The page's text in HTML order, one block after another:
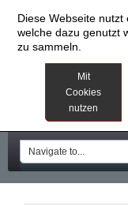
Diese Webseite nutzt
welche dazu genutzt
zu sammeln.
Mit
Cookies
nutzen